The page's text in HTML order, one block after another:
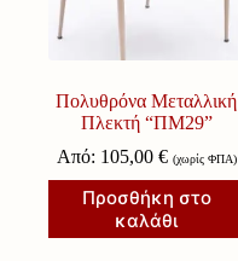
Πολυθρόνα Μεταλλική
Πλεκτή “ΠΜ29”
Από: 105,00 € (χωρίς ΦΠΑ)
Προσθήκη στο
καλάθι